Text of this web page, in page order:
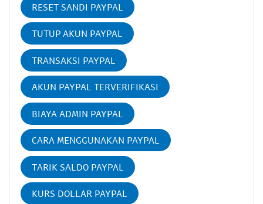
RESET SANDI PAYPAL
TUTUP AKUN PAYPAL
TRANSAKSI PAYPAL
AKUN PAYPAL TERVERIFIKASI
BIAYA ADMIN PAYPAL
CARA MENGGUNAKAN PAYPAL
TARIK SALDO PAYPAL
KURS DOLLAR PAYPAL